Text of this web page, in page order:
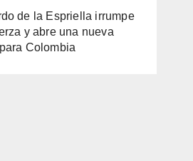
de la Espriella irrumpe
y abre una nueva
Colombia